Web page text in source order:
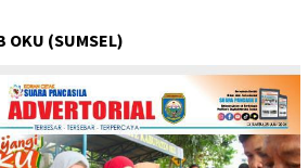
OKU (SUMSEL)